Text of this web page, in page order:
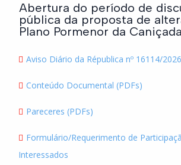
Abertura do período de
pública da proposta de
Plano Pormenor da Caniçada
Aviso Diário da Républica nº 16114/
Conteúdo Documental (PDFs)
Pareceres (PDFs)
Formulário/Requerimento de
Interessados